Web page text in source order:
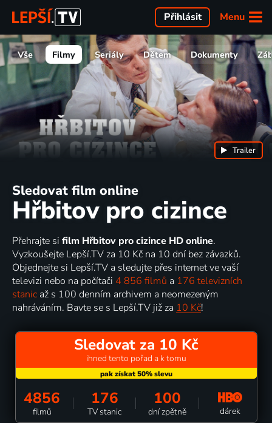
Menu
Přihlásit
Vše Filmy Seriály Dětem Dokumenty
Sledovat film online
Hřbitov pro cizince
Trailer
Přehrajte si film Hřbitov pro cizince HD online.
Vyzkoušejte Lepší.TV za 10 Kč na 10 dní bez závazků.
Objednejte si Lepší.TV a sledujte přes internet ve vaší
televizi nebo na počítači 4 856 filmů a 176 televizních
stanic až s 100 denním archivem a neomezeným
nahráváním. Bavte se s Lepší.TV již za 10 Kč!
Sledovat za 10 Kč
ihned tento pořad a k tomu
4856
filmů
176
TV stanic
100
dní zpětně dárek